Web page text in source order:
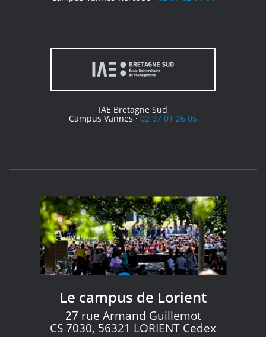
IAE Bretagne Sud
Campus Vannes ·02 97 01 26 05
Le campus de Lorient
27 rue Armand Guillemot
CS 7030, 56321 LORIENT Cedex